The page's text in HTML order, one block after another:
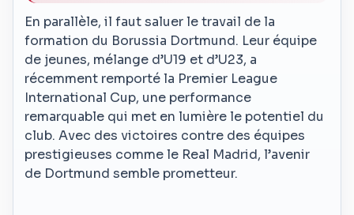
En parallèle, il faut saluer le travail de la
formation du Borussia Dortmund. Leur équipe
de jeunes, mélange d’U19 et d’U23, a
récemment remporté la Premier League
International Cup, une performance
remarquable qui met en lumière le potentiel du
club. Avec des victoires contre des équipes
prestigieuses comme le Real Madrid, l’avenir
de Dortmund semble prometteur.